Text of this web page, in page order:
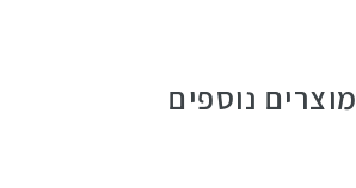
מוצרים נוספים